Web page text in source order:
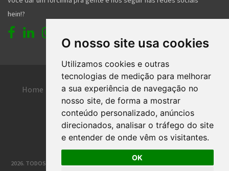
O nosso site usa cookies
Utilizamos cookies e outras
tecnologias de medição para melhorar
a sua experiência de navegação no
nosso site, de forma a mostrar
conteúdo personalizado, anúncios
direcionados, analisar o tráfego do site
e entender de onde vêm os visitantes.
OK
hein!?
Home Entrar Faça seu cadastro
Contato Central de ajuda
Termos de uso Inserir anúncio grátis
2026. TODOS OS DIREITOS RESERVADOS. | DESENVOLVIMENTO E HOSPEDAGEM